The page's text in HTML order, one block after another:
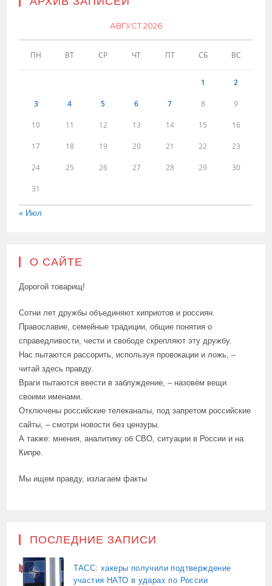
АВГУСТ 2026
ПН ВТ СР ЧТ ПТ СБ ВС
1 2
3 4 5 6 7 8 9
10 11 12 13 14 15 16
17 18 19 20 21 22 23
24 25 26 27 28 29 30
31
« Июл
О САЙТЕ
Дорогой товарищ!
Сотни лет дружбы объединяют киприотов и россиян.
Православие, семейные традиции, общие понятия о
справедливости, чести и свободе скрепляют эту дружбу.
Нас пытаются рассорить, используя провокации и ложь, –
читай здесь правду.
Враги пытаются ввести в заблуждение, – назовём вещи
своими именами.
Отключены российские телеканалы, под запретом российские
сайты, – смотри новости без цензуры.
А также: мнения, аналитику об СВО, ситуации в России и на
Кипре.
Мы ищем правду, излагаем факты
ПОСЛЕДНИЕ ЗАПИСИ
ТАСС: хакеры получили подтверждение
участия НАТО в ударах по России